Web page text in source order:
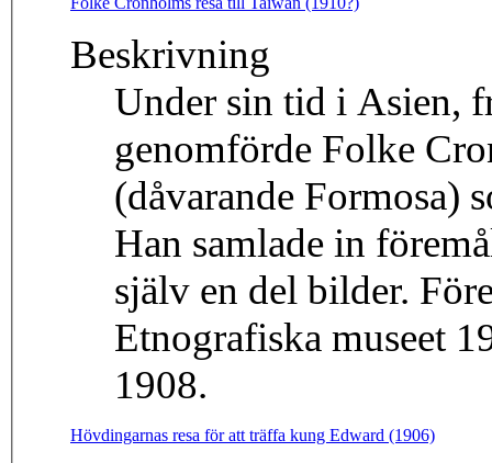
Beskrivning
Under sin tid i Asien,
genomförde Folke
(dåvarande Formosa)
Han samlade in
själv en del bilder.
Etnografiska museet
1908.
Hövdingarnas resa för att träffa kung Edward (1906)